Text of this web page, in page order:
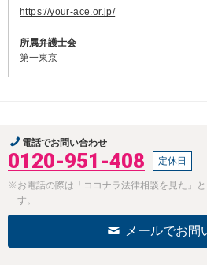
https://your-ace.or.jp/
所属弁護士会
第一東京
電話でお問い合わせ
0120-951-408 定休日
※お電話の際は「ココナラ法律相談を見た」
す。
メールでお問